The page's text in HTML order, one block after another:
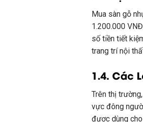
Mua sàn gỗ
1.200.000
số tiền tiết
trang trí nội
1.4. Các
Trên thị
vực đông
được dùng